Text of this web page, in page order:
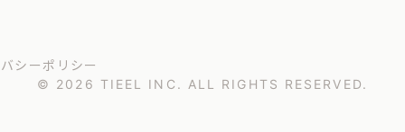
シーポリシー
© 2026 TIEEL INC. ALL RIGHTS RESERVED.